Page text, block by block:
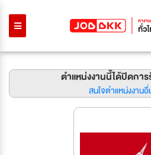
ตำแหน่งงานนี้ได้ปิดกา
สนใจตำแหน่งงาน